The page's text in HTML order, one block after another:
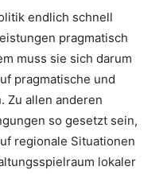
endlich schnell
pragmatisch
muss sie sich darum
pragmatische und
Zu allen anderen
so gesetzt sein,
regionale Situationen
lokaler